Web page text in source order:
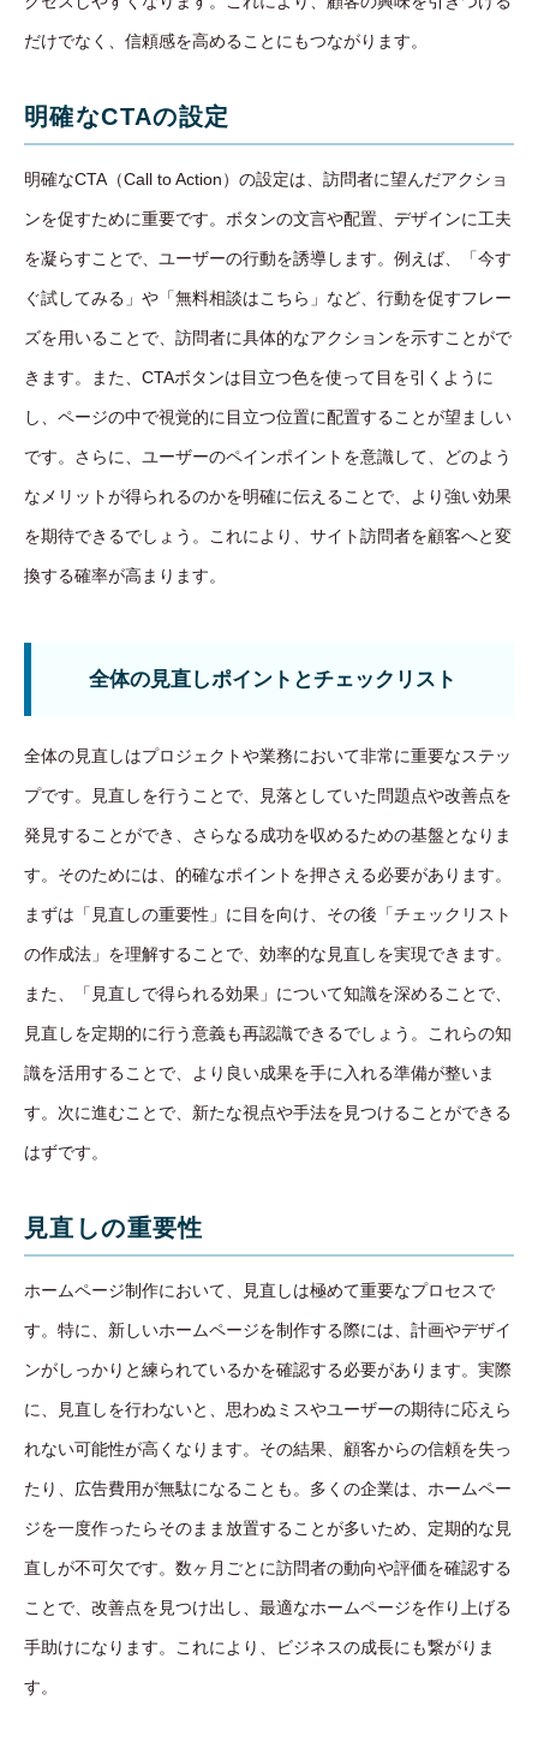
だけでなく、信頼感を高めることにもつながります。
明確なCTAの設定
明確なCTA（Call to Action）の設定は、訪問者に望んだアクショ
ンを促すために重要です。ボタンの文言や配置、デザインに工夫
を凝らすことで、ユーザーの行動を誘導します。例えば、「今す
ぐ試してみる」や「無料相談はこちら」など、行動を促すフレー
ズを用いることで、訪問者に具体的なアクションを示すことがで
きます。また、CTAボタンは目立つ色を使って目を引くように
し、ページの中で視覚的に目立つ位置に配置することが望ましい
です。さらに、ユーザーのペインポイントを意識して、どのよう
なメリットが得られるのかを明確に伝えることで、より強い効果
を期待できるでしょう。これにより、サイト訪問者を顧客へと変
換する確率が高まります。
全体の見直しポイントとチェックリスト
全体の見直しはプロジェクトや業務において非常に重要なステッ
プです。見直しを行うことで、見落としていた問題点や改善点を
発見することができ、さらなる成功を収めるための基盤となりま
す。そのためには、的確なポイントを押さえる必要があります。
まずは「見直しの重要性」に目を向け、その後「チェックリスト
の作成法」を理解することで、効率的な見直しを実現できます。
また、「見直しで得られる効果」について知識を深めることで、
見直しを定期的に行う意義も再認識できるでしょう。これらの知
識を活用することで、より良い成果を手に入れる準備が整いま
す。次に進むことで、新たな視点や手法を見つけることができる
はずです。
見直しの重要性
ホームページ制作において、見直しは極めて重要なプロセスで
す。特に、新しいホームページを制作する際には、計画やデザイ
ンがしっかりと練られているかを確認する必要があります。実際
に、見直しを行わないと、思わぬミスやユーザーの期待に応えら
れない可能性が高くなります。その結果、顧客からの信頼を失っ
たり、広告費用が無駄になることも。多くの企業は、ホームペー
ジを一度作ったらそのまま放置することが多いため、定期的な見
直しが不可欠です。数ヶ月ごとに訪問者の動向や評価を確認する
ことで、改善点を見つけ出し、最適なホームページを作り上げる
手助けになります。これにより、ビジネスの成長にも繋がりま
す。